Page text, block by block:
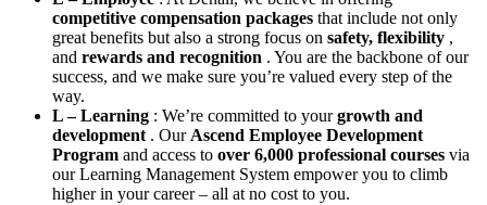
competitive compensation packages that include not only
great benefits but also a strong focus on safety, flexibility ,
and rewards and recognition . You are the backbone of our
success, and we make sure you’re valued every step of the
way.
L – Learning : We’re committed to yourgrowth and
development . Our Ascend Employee Development
Program and access to over 6,000 professional courses via
our Learning Management System empower you to climb
higher in your career – all at no cost to you.